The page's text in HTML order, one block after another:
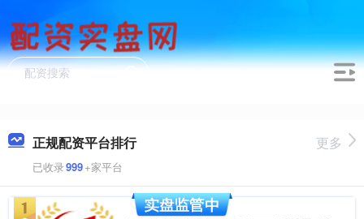
正规配资平台排行
已收录999+家平台
更多